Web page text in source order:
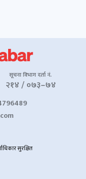
सूचना विभाग दर्ता नं.
२१४ / ०७३–७४
सुरक्षित